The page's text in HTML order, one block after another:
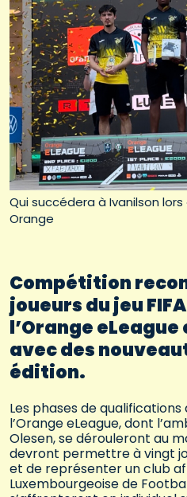
Qui succédera à Ivanilson
Orange
Compétition
joueurs du jeu
l’Orange
avec des
édition.
Les phases de qualifications
l’Orange eLeague, dont
Olesen, se dérouleront au
devront permettre à vingt
et de représenter un club
Luxembourgeoise de